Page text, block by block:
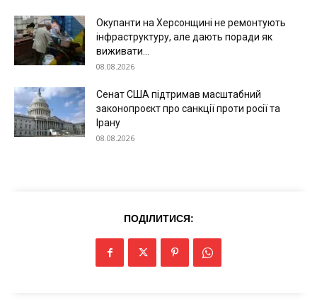
Окупанти на Херсонщині не ремонтують
інфраструктуру, але дають поради як
виживати...
08.08.2026
Сенат США підтримав масштабний
законопроєкт про санкції проти росії та
Ірану
08.08.2026
ПОДІЛИТИСЯ: